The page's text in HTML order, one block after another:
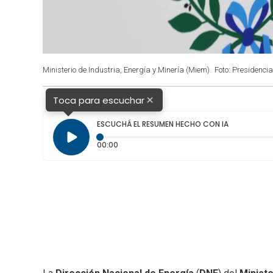
Ministerio de Industria, Energía y Minería (Miem). Foto:
Toca para escuchar×
ESCUCHÁ EL RESUMEN HECHO CON IA
00:00